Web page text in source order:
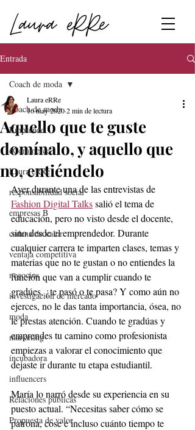
Entrada
Coach de moda
Emprende
eCommerce
Laura eRRe
responsabilidad social
empresas B
cadena de valor
ventaja competitiva
negocios
investigación de mercado
moda
marketing
incubadora
influencers
Relaciones públicas
Propuesta de valor
Coach de moda
Aquello que te guste
domínalo, y aquello que
no, entiéndelo
Laura eRRe
16 may 20202 min de lectura
Ayer durante una de las entrevistas de
Fashion Digital Talks salió el tema de
educación, pero no visto desde el docente,
sino desde el emprendedor. Durante
cualquier carrera te imparten clases, temas y
materias que no te gustan o no entiendes la
función que van a cumplir cuando te
gradúes, ¿te pasó o te pasa? Y como aún no
ejerces, no le das tanta importancia, ósea, no
le prestas atención. Cuando te gradúas y
emprendes tu camino como profesionista
empiezas a valorar el conocimiento que
dejaste ir durante tu etapa estudiantil.
María lo narró desde su experiencia en su
puesto actual. “Necesitas saber cómo se
patrona, cose e incluso cuánto tiempo te